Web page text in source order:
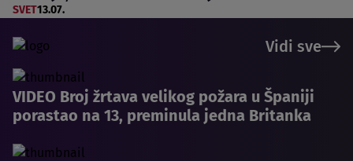
SVET13.07.
Vidi sve
VIDEO Broj žrtava velikog požara u Španiji
porastao na 13, preminula jedna Britanka